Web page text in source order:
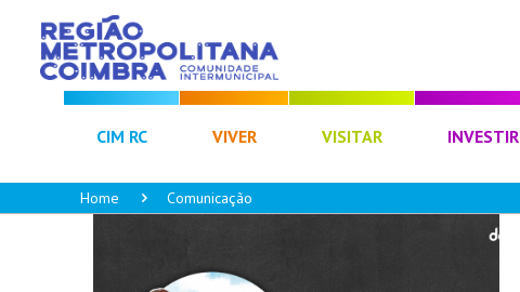
CIM RC VIVER VISITAR INVESTIR
Home Comunicação